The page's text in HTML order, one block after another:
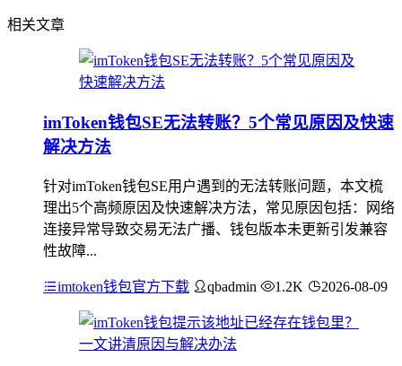
相关文章
imToken钱包SE无法转账？5个常见原因及快速
解决方法
针对imToken钱包SE用户遇到的无法转账问题，本文梳
理出5个高频原因及快速解决方法，常见原因包括：网络
连接异常导致交易无法广播、钱包版本未更新引发兼容
性故障...
imtoken钱包官方下载 qbadmin 1.2K 2026-08-09